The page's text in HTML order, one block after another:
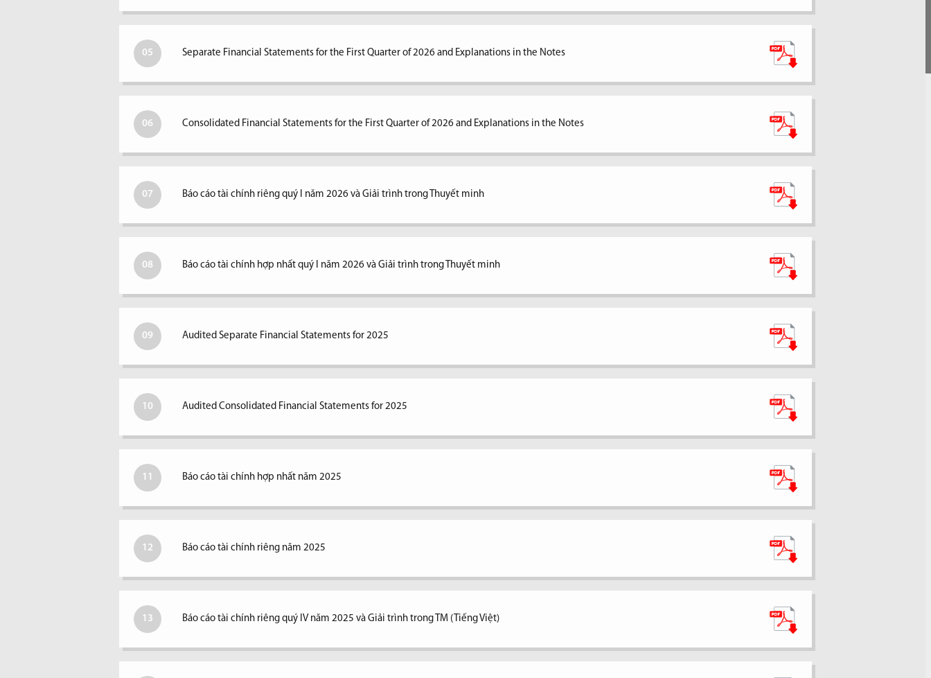
05 Separate Financial Statements for the First Quarter of 2026 and Explanations in the Notes
06 Consolidated Financial Statements for the First Quarter of 2026 and Explanations in the Notes
07 Báo cáo tài chính riêng quý I năm 2026 và Giải trình trong Thuyết minh
08 Báo cáo tài chính hợp nhất quý I năm 2026 và Giải trình trong Thuyết minh
09 Audited Separate Financial Statements for 2025
10 Audited Consolidated Financial Statements for 2025
11 Báo cáo tài chính hợp nhất năm 2025
12 Báo cáo tài chính riêng năm 2025
13 Báo cáo tài chính riêng quý IV năm 2025 và Giải trình trong TM (Tiếng Việt)